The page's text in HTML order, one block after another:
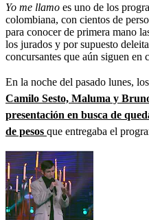
Yo me llamo es uno de los
colombiana, con cientos de
para conocer de primera mano
los jurados y por supuesto
concursantes que aún siguen en
En la noche del pasado lunes,
Camilo Sesto, Maluma y
presentación en busca de
de pesos que entregaba el